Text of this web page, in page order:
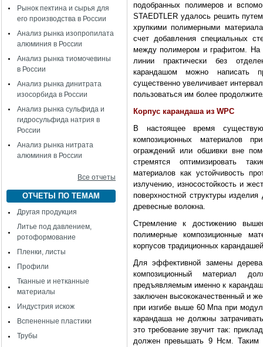
Рынок пектина и сырья для
его производства в России
Анализ рынка изопропилата
алюминия в России
Анализ рынка тиомочевины
в России
Анализ рынка динитрата
изосорбида в России
Анализ рынка сульфида и
гидросульфида натрия в
России
Анализ рынка нитрата
алюминия в России
Все отчеты
ОТЧЕТЫ ПО ТЕМАМ
Другая продукция
Литье под давлением,
ротоформование
Пленки, листы
Профили
Тканные и нетканные
материалы
Индустрия искож
Вспененные пластики
Трубы
подобранных полимеров и
STAEDTLER удалось решить
хрупкими полимерными
счет добавления специальных
между полимером и графитом. На
линии практически без
карандашом можно написать
существенно увеличивает
пользоваться им более
Корпус карандаша из WPC
В настоящее время
композиционных материалов
ограждений или обшивки вне
стремятся оптимизировать
материалов как устойчивость
излучению, износостойкость и
поверхностной структуры
древесные волокна.
Стремление к достижению
полимерные композиционные
корпусов традиционных
Для эффективной замены дерева
композиционный материал
предъявляемым именно к
заключен высококачественный и
при изгибе выше 60 Мпа при
карандаша не должны
это требование звучит так:
должен превышать 9 Нсм. Таким